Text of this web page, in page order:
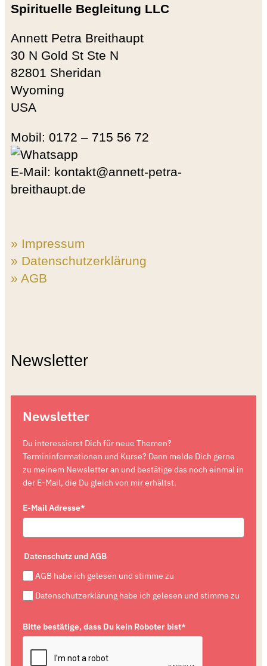
Spirituelle Begleitung LLC
Annett Petra Breithaupt
30 N Gold St Ste N
82801 Sheridan
Wyoming
USA
Mobil: 0172 – 715 56 72
E-Mail: kontakt@annett-petra-
breithaupt.de
» Impressum
» Datenschutzerklärung
» AGB
Newsletter
Newsletter
Du interessierst Dich für neue Themen?
Termininformationen und Kurse? Dann melde Dich gerne
zu meinem Newsletter an und bestätige das noch einmal in
der E-Mail, die Du gleich von mir erhältst.
E-Mail Adresse*
Datenschutz und AGB
AGB habe ich gelesen und stimme zu
Datenschutzerklärung habe ich gelesen und stimme zu
Bitte bestätige, dass Du kein Roboter bist*